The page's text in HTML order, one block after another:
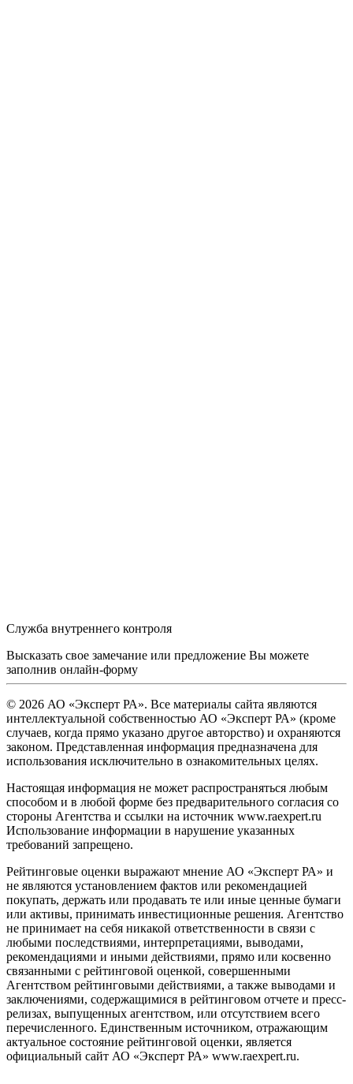
Служба внутреннего контроля
Высказать свое замечание или предложение Вы можете
заполнив онлайн-форму
© 2026 АО «Эксперт РА». Все материалы сайта являются
интеллектуальной собственностью АО «Эксперт РА» (кроме
случаев, когда прямо указано другое авторство) и охраняются
законом. Представленная информация предназначена для
использования исключительно в ознакомительных целях.
Настоящая информация не может распространяться любым
способом и в любой форме без предварительного согласия со
стороны Агентства и ссылки на источник www.raexpert.ru
Использование информации в нарушение указанных
требований запрещено.
Рейтинговые оценки выражают мнение АО «Эксперт РА» и
не являются установлением фактов или рекомендацией
покупать, держать или продавать те или иные ценные бумаги
или активы, принимать инвестиционные решения. Агентство
не принимает на себя никакой ответственности в связи с
любыми последствиями, интерпретациями, выводами,
рекомендациями и иными действиями, прямо или косвенно
связанными с рейтинговой оценкой, совершенными
Агентством рейтинговыми действиями, а также выводами и
заключениями, содержащимися в рейтинговом отчете и пресс-
релизах, выпущенных агентством, или отсутствием всего
перечисленного. Единственным источником, отражающим
актуальное состояние рейтинговой оценки, является
официальный сайт АО «Эксперт РА» www.raexpert.ru.